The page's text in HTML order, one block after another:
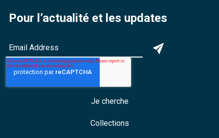
Pour l’actualité et les updates
Je cherche
Collections